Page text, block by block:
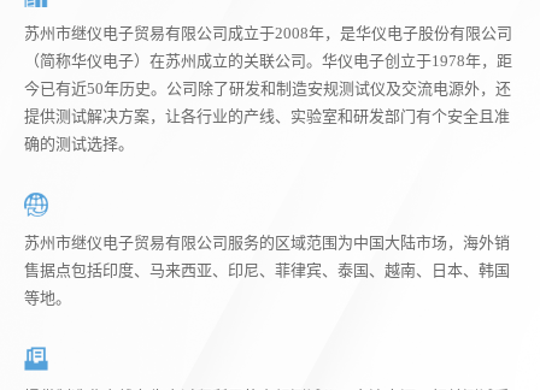
苏州市继仪电子贸易有限公司成立于2008年，是华仪电子股份有限公司
（简称华仪电子）在苏州成立的关联公司。华仪电子创立于1978年，距
今已有近50年历史。公司除了研发和制造安规测试仪及交流电源外，还
提供测试解决方案，让各行业的产线、实验室和研发部门有个安全且准
确的测试选择。
苏州市继仪电子贸易有限公司服务的区域范围为中国大陆市场，海外销
售据点包括印度、马来西亚、印尼、菲律宾、泰国、越南、日本、韩国
等地。